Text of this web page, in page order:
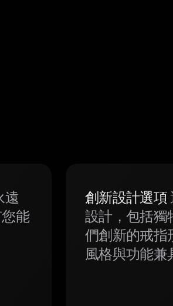
遠
能
創新設計選項
設計，包括獨
們創新的戒指
風格與功能兼